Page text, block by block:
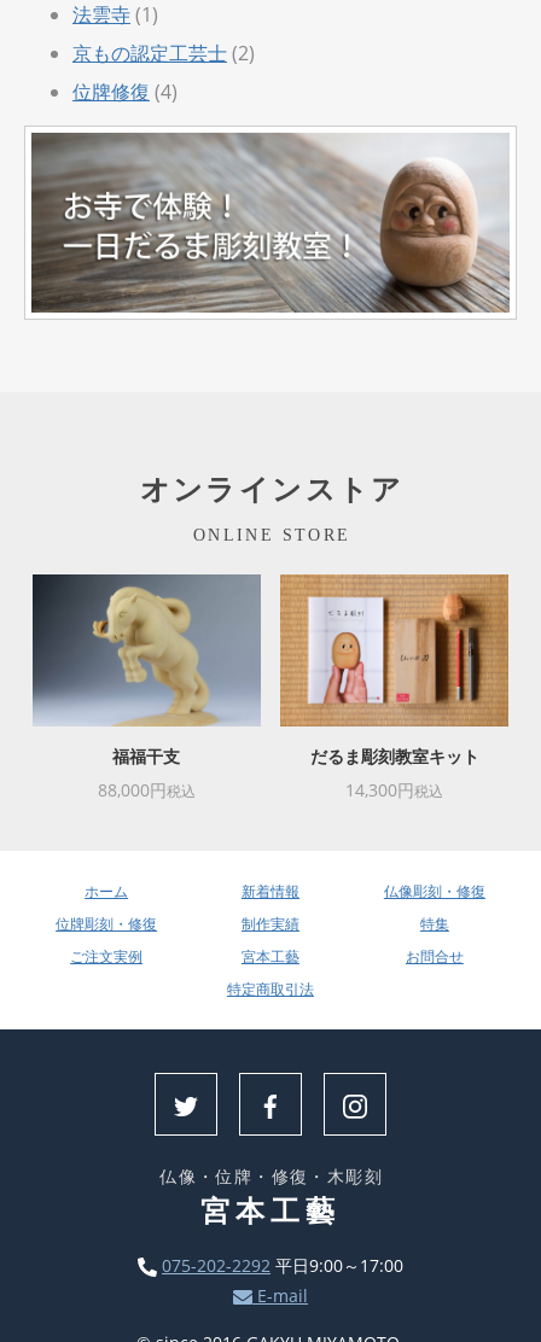
法雲寺(1)
京もの認定工芸士(2)
位牌修復 (4)
オンラインストア
ONLINE STORE
福福干支
88,000円税込
だるま彫刻教室キット
14,300円税込
ホーム 新着情報
仏像彫刻・修復
位牌彫刻・修復
制作実績
特集
ご注文実例
宮本工藝
お問合せ
特定商取引法
仏像・位牌・修復・木彫刻
宮本工藝
075-202-2292 平日9:00～17:00
E-mail